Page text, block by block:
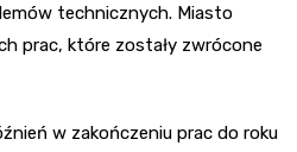
technicznych. Miasto
prac, które zostały zwrócone
w zakończeniu prac do roku